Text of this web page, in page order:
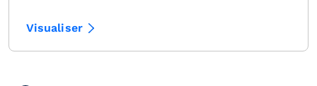
Visualiser